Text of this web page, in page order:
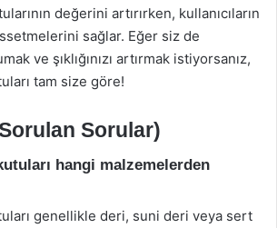
değerini artırırken, kullanıcıların
sağlar. Eğer siz de
ve şıklığınızı artırmak istiyorsanız,
tam size göre!
Sorular)
hangi malzemelerden
genellikle deri, suni deri veya sert